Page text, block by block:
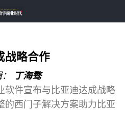
战略合作
丁海骜
软件宣布与比亚迪达成战略
的西门子解决方案助力比亚